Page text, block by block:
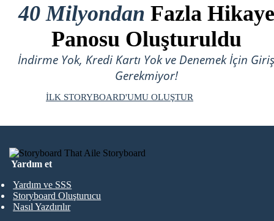
40 Milyondan Fazla Hikaye
Panosu Oluşturuldu
İndirme Yok, Kredi Kartı Yok ve Denemek İçin Giriş
Gerekmiyor!
İLK STORYBOARD'UMU OLUŞTUR
Yardım et
Yardım ve SSS
Storyboard Oluşturucu
Nasıl Yazdırılır